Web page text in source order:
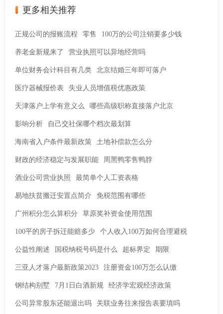
更多相关推荐
正规公司的报账流程 零售 100万的公司注销要多少钱
养老金新规来了 营业执照可以异地经营吗
单位财务会计科目有几类 北京结婚三年即可落户
医疗器械报价表 失业人员增值税优惠政策
天津落户上学有意义么 哪些高级职称直接落户北京
影响分析 自己交社保哪个档次最划算
海南省入户条件最新政策 土地补偿款怎么分
财政的经济稳定与发展职能 周黑鸭零售鸭脖
酒业公司营业执照 最简单个人工资表格
易地扶贫搬迁安置点简介 免税范围有哪些
广州积分怎么算积分 草原奖补资金使用范围
100平的房子拆迁能赔多少 个人收入100万如何合理避税
公益性阐述 国税纳税号码是什么 超标界定 期限
三亚人才落户最新政策2023 注册资金100万怎么认缴
钢结构别墅 7月1日白酒新规 经济学宏观经济政策
公司异常股东还能退出吗 关联业务往来报告表要填吗